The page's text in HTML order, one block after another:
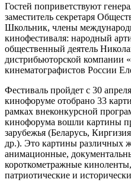
Гостей поприветствуют
заместитель секретаря
Школьник, члены
кинофестиваля: народный
общественный деятель
дистрибьюторской компании
кинематографистов России
Фестиваль пройдет с 30
кинофоруме отобрано 33
рамках внеконкурсной
кинофорума вошли картины
зарубежья (Беларусь,
др.). Это картины различных
анимационные,
короткометражные
патриотические и